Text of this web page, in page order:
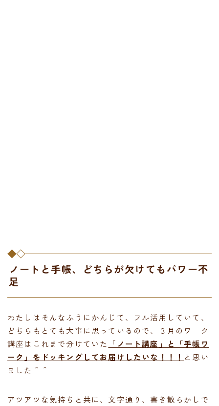
ノートと手帳、どちらが欠けてもパワー不
足
わたしはそんなふうにかんじて、フル活用していて、
どちらもとても大事に思っているので、３月のワーク
講座はこれまで分けていた
「ノート講座」と「手帳ワ
ーク」をドッキングしてお届けしたいな！！！ と思い
ました＾＾
アツアツな気持ちと共に、文字通り、書き散らかしで